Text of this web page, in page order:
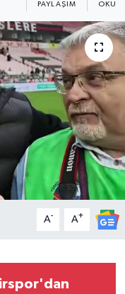
PAYLAŞIM
A- A+